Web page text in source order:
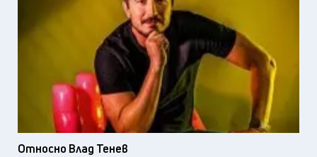
Относно Влад Тенев